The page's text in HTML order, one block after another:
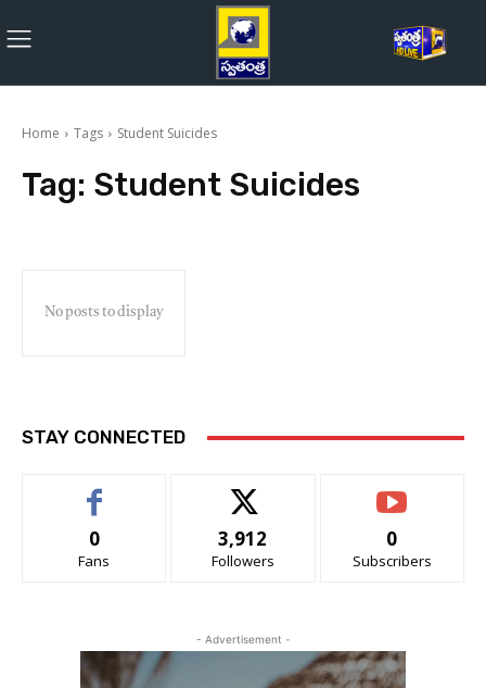
Home Tags Student Suicides
Tag: Student Suicides
No posts to display
STAY CONNECTED
0
Fans
3,912
Followers
0
Subscribers
- Advertisement -